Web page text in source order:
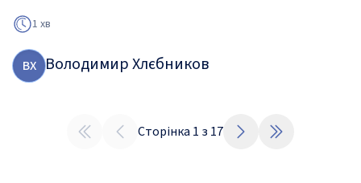
1 хв
ВХ Володимир Хлєбников
Сторінка 1 з 17